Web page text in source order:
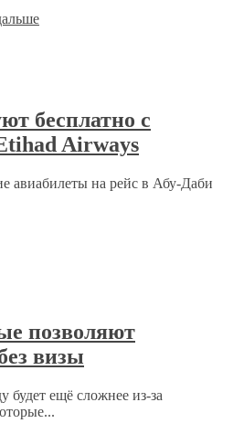
бесплатно с
Airways
авиабилеты на рейс в Абу-Даби
позволяют
визы
будет ещё сложнее из-за